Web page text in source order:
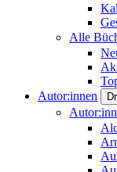
Alle
Autor:innen